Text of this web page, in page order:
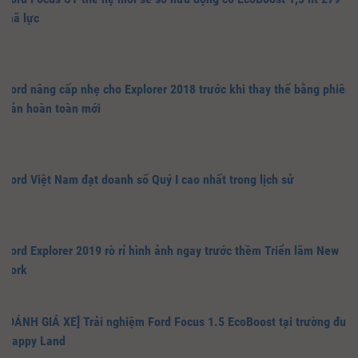
mã lực
Ford nâng cấp nhẹ cho Explorer 2018 trước khi thay thế bằng phiên
bản hoàn toàn mới
Ford Việt Nam đạt doanh số Quý I cao nhất trong lịch sử
Ford Explorer 2019 rò rỉ hình ảnh ngay trước thềm Triển lãm New
York
[ĐÁNH GIÁ XE] Trải nghiệm Ford Focus 1.5 EcoBoost tại trường đua
Happy Land